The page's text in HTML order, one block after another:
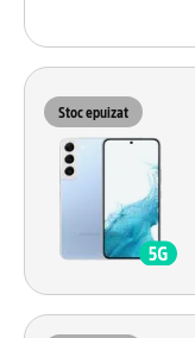
Stoc epuizat